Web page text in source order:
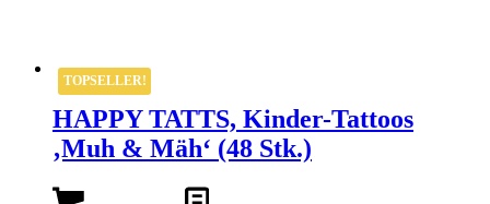
TOPSELLER!
HAPPY TATTS, Kinder-Tattoos
‚Muh & Mäh‘ (48 Stk.)